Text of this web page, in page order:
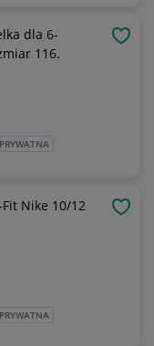
dla 6-
116.
Nike 10/12